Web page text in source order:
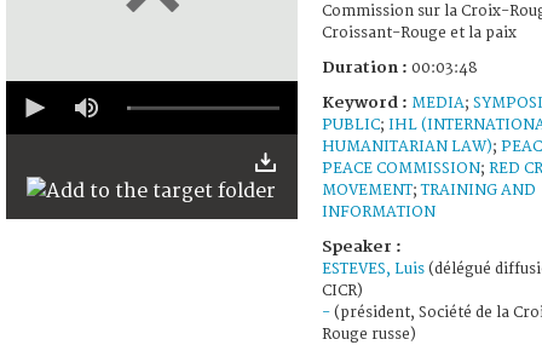
seconds
Commission sur la Croix-
Croissant-Rouge et la paix
Duration : 00:03:48
Keyword : MEDIA;
PUBLIC; IHL
HUMANITARIAN LAW);
PEACE COMMISSION; RED
MOVEMENT;TRAINING AND
INFORMATION
Speaker :
ESTEVES, Luis (délégué
CICR)
- (président, Société de la
Rouge russe)